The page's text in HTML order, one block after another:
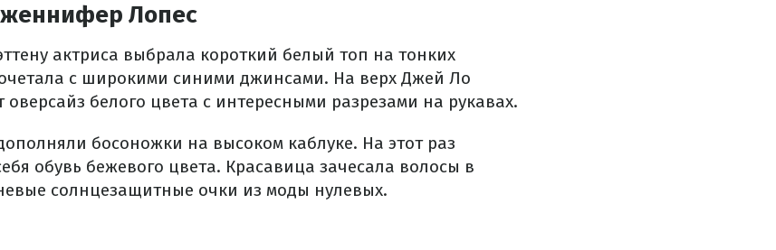
Лопес
актриса выбрала короткий белый топ на тонких
с широкими синими джинсами. На верх Джей Ло
белого цвета с интересными разрезами на рукавах.
босоножки на высоком каблуке. На этот раз
обувь бежевого цвета. Красавица зачесала волосы в
солнцезащитные очки из моды нулевых.